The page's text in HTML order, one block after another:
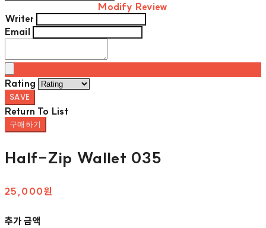
Modify Review
Writer
Email
Rating
SAVE
Return To List
구매하기
Half-Zip Wallet 035
25,000원
추가 금액